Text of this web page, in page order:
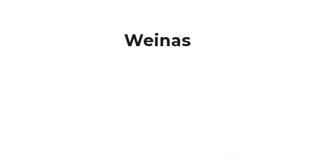
Weinas